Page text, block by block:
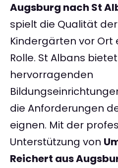
Augsburg nach St
spielt die Qualität
Kindergärten vor Ort
Rolle. St Albans
hervorragenden
die Anforderungen
eignen. Mit der
Unterstützung von
Reichert aus